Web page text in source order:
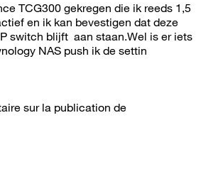
TCG300 gekregen die ik reeds 1,5
en ik kan bevestigen dat deze
switch blijft aan staan.Wel is er iets
NAS push ik de settin
sur la publication de